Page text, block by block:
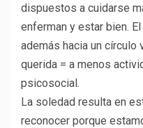
dispuestos a cuidarse
enferman y estar bien.
además hacia un
querida = a menos
psicosocial.
La soledad resulta en
reconocer porque